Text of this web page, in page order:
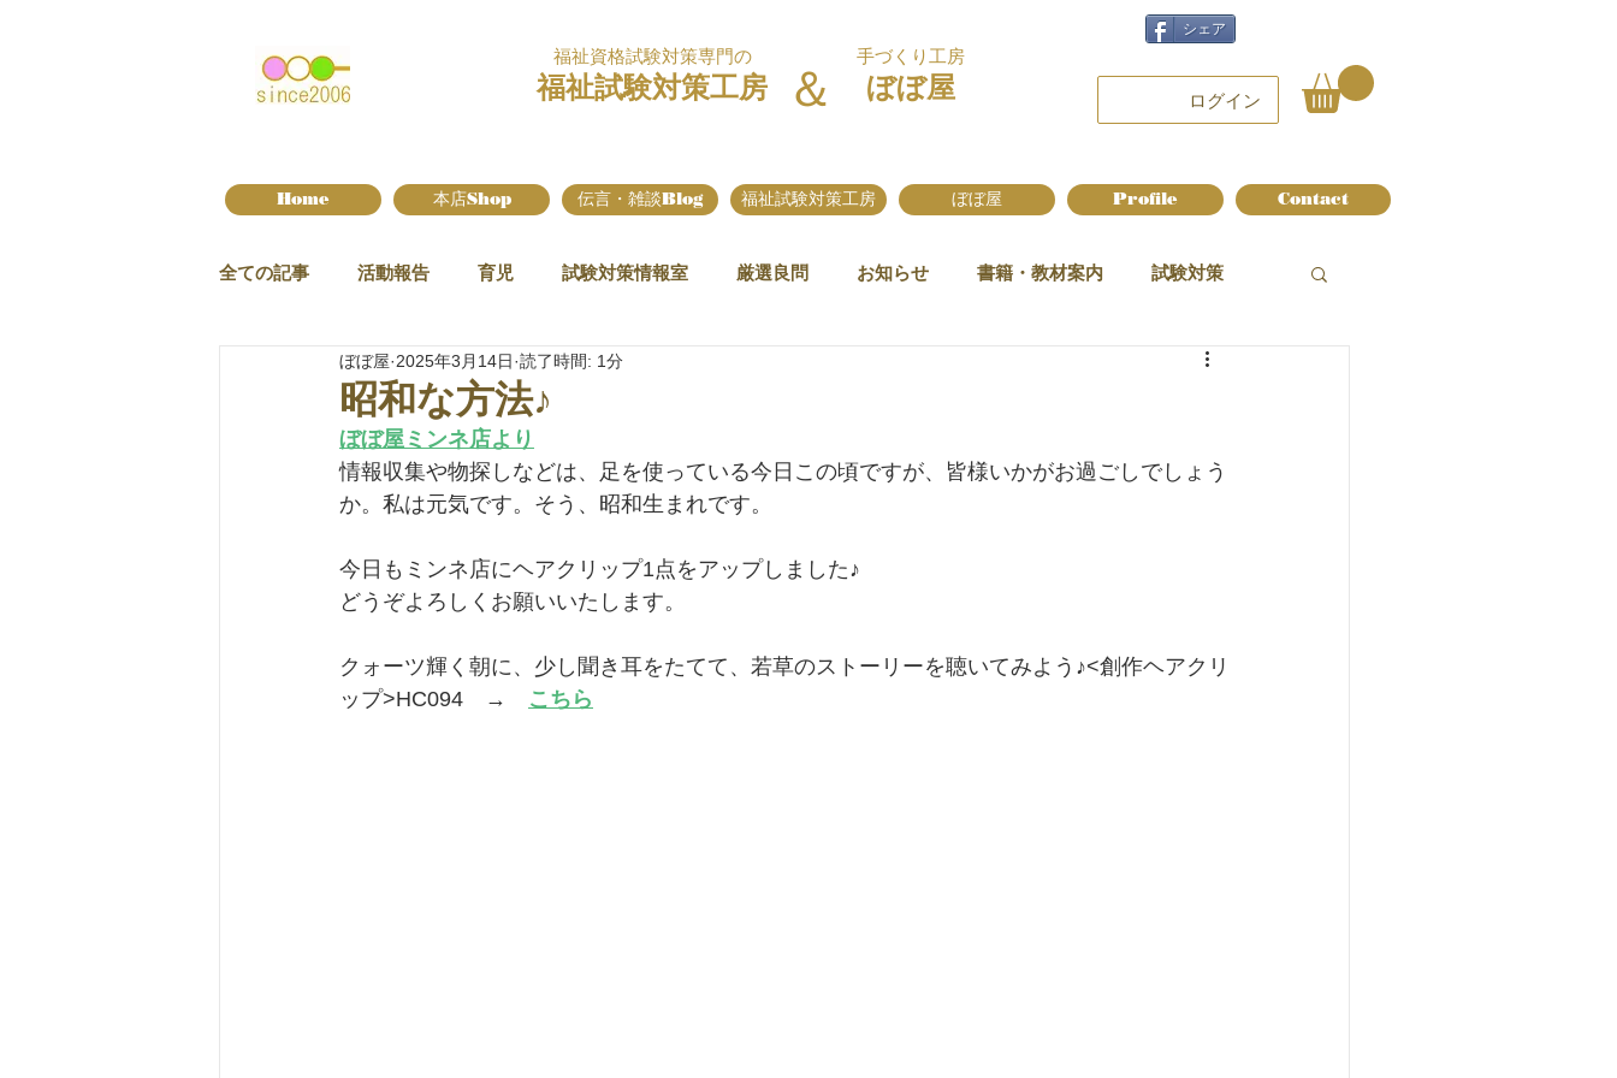
福祉資格試験対策専門の
福祉試験対策工房 ＆
手づくり工房
ぼぼ屋
シェア
ログイン
Home 本店Shop 伝言・雑談Blog 福祉試験対策工房 ぼぼ屋 Profile Contact
全ての記事 活動報告 育児 試験対策情報室 厳選良問 お知らせ 書籍・教材案内 試験対策
昭和な方法♪
ぼぼ屋 2025年3月14日 読了時間: 1分
ぼぼ屋ミンネ店より
情報収集や物探しなどは、足を使っている今日この頃ですが、皆様いかがお過ごしでしょう
か。私は元気です。そう、昭和生まれです。
今日もミンネ店にヘアクリップ1点をアップしました♪
どうぞよろしくお願いいたします。
クォーツ輝く朝に、少し聞き耳をたてて、若草のストーリーを聴いてみよう♪<創作ヘアクリ
ップ>HC094　→ こちら